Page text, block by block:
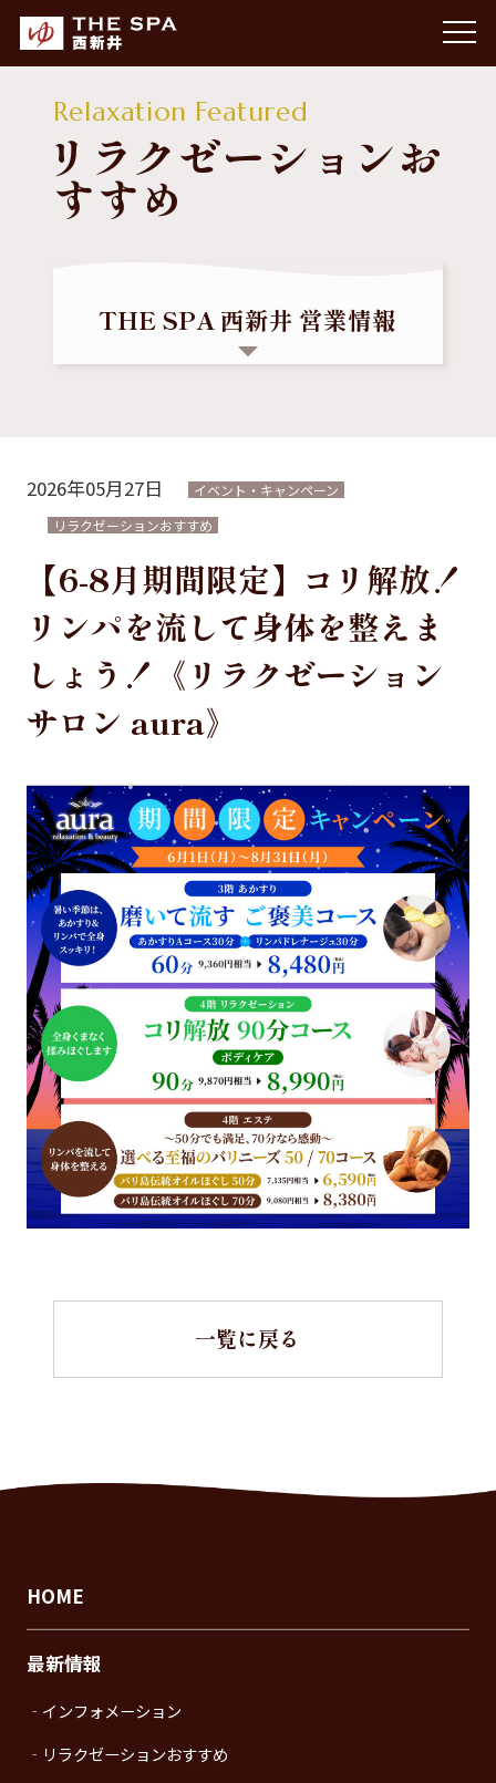
Relaxation Featured
リラクゼーションお
すすめ
THE SPA 西新井 営業情報
【朝風呂】 7:00～10:00（土日祝のみ営業）
朝風呂最終チェックイン：9:30
2026年05月27日
イベント・キャンペーン
リラクゼーションおすすめ
【6-8月期間限定】コリ解放！
リンパを流して身体を整えま
しょう！《リラクゼーション
サロン aura》
一覧に戻る
HOME
最新情報
‐インフォメーション
‐リラクゼーションおすすめ